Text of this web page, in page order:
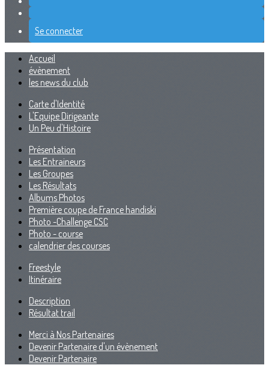
Se connecter
Accueil
évènement
les news du club
Carte d'Identité
L'Equipe Dirigeante
Un Peu d'Histoire
Présentation
Les Entraineurs
Les Groupes
Les Résultats
Albums Photos
Première coupe de France handiski
Photo -Challenge CSC
Photo - course
calendrier des courses
Freestyle
Itinéraire
Description
Résultat trail
Merci à Nos Partenaires
Devenir Partenaire d'un évènement
Devenir Partenaire